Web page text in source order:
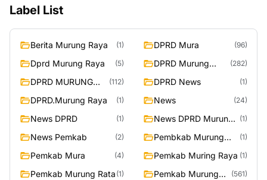
Label List
Berita Murung Raya (1) DPRD Mura (96)
Dprd Murung Raya (5)
DPRD Murung
Raya
(282)
DPRD MURUNG
RAYA
(112) DPRD News (1)
DPRD.Murung Raya (1) News (24)
News DPRD (1)
News DPRD Murung
Raya
(1)
News Pemkab (2)
Pembkab Murung
Raya
(1)
Pemkab Mura (4) Pemkab Muring Raya (1)
Pemkab Murung Rata (1)
Pemkab Murung
(561)